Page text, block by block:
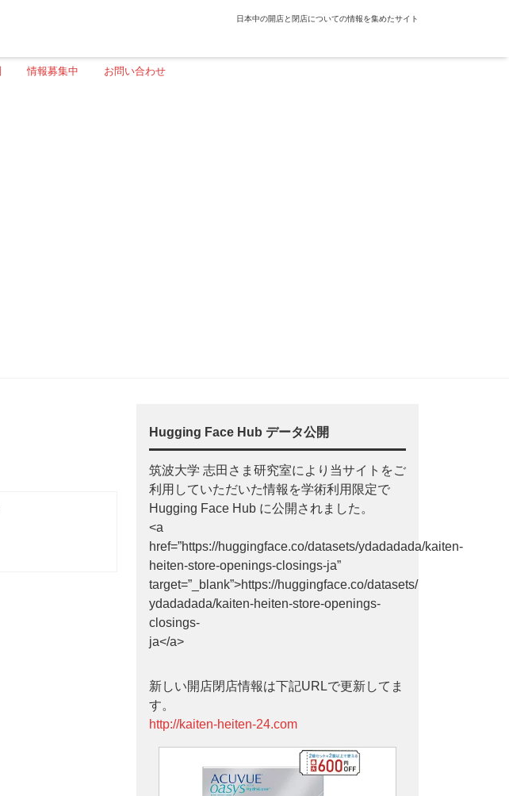
日本中の開店と閉店についての情報を集めたサイト
情報募集中 お問い合わせ
Hugging Face Hub データ公開
筑波大学 志田さま研究室により当サイトをご
利用していただいた情報を学術利用限定で
Hugging Face Hub に公開されました。
<a
href=”https://huggingface.co/datasets/ydadadada/kaiten-
heiten-store-openings-closings-ja”
target=”_blank”>https://huggingface.co/datasets/
ydadadada/kaiten-heiten-store-openings-
closings-
ja</a>
新しい開店閉店情報は下記URLで更新してま
す。
http://kaiten-heiten-24.com